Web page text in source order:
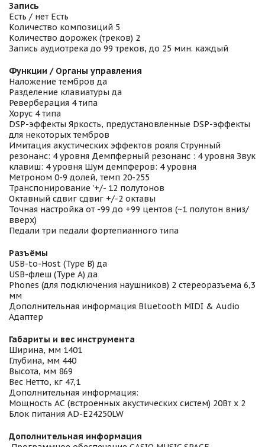
Запись
Есть / нет Есть
Количество композиций 5
Количество дорожек (треков) 2
Запись аудиотрека до 99 треков, до 25 мин. каждый
Функции / Органы управления
Наложение тембров да
Разделение клавиатуры да
Реверберация 4 типа
Хорус 4 типа
DSP-эффекты Яркость, предустановленные DSP-эффекты
для некоторых тембров
Имитация акустических эффектов рояля Струнный
резонанс: 4 уровня Демпферный резонанс : 4 уровня Звук
клавиш: 4 уровня Шум демпферов: 4 уровня
Метроном 0-9 долей, темп 20-255
Транспонирование '+/- 12 полутонов
Октавный сдвиг сдвиг +/-2 октавы
Точная настройка от -99 до +99 центов (~1 полутон вниз/
вверх)
Педали три педали фортепианного типа
Разъёмы
USB-to-Host (Type B) да
USB-флеш (Type A) да
Phones (для подключения наушников) 2 стереоразъема 6,3
мм
Дополнительная информация Bluetooth MIDI & Audio
Адаптер
Габариты и вес инструмента
Ширина, мм 1401
Глубина, мм 440
Высота, мм 869
Вес Нетто, кг 47,1
Дополнительная информация:
Мощность АС (встроенных акустических систем) 20Вт х 2
Блок питания AD-E24250LW
Дополнительная информация